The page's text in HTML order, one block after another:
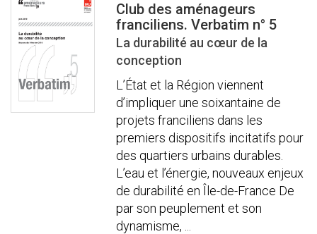
Club des aménageurs
franciliens. Verbatim n° 5
La durabilité au cœur de la
conception
L’État et la Région viennent
d’impliquer une soixantaine de
projets franciliens dans les
premiers dispositifs incitatifs pour
des quartiers urbains durables.
L’eau et l’énergie, nouveaux enjeux
de durabilité en Île-de-France De
par son peuplement et son
dynamisme, ...